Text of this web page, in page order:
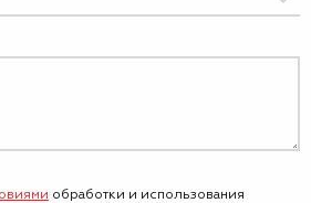
обработки и использования